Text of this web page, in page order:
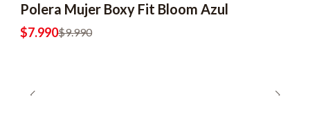
Polera Mujer Boxy Fit Bloom Azul
$7.990$9.990